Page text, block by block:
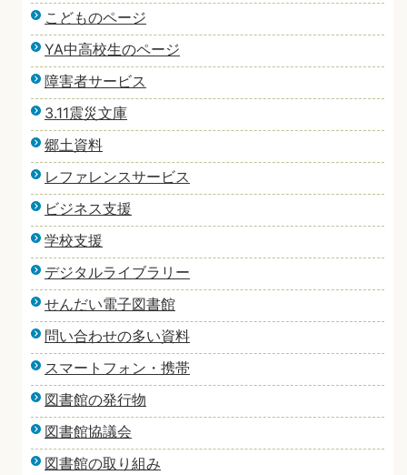
こどものページ
YA中高校生のページ
障害者サービス
3.11震災文庫
郷土資料
レファレンスサービス
ビジネス支援
学校支援
デジタルライブラリー
せんだい電子図書館
問い合わせの多い資料
スマートフォン・携帯
図書館の発行物
図書館協議会
図書館の取り組み